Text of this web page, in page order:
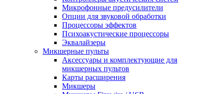
Микрофонные предусилители
Опции для звуковой обработки
Процессоры эффектов
Психоакустические процессоры
Эквалайзеры
Микшерные пульты
Аксессуары и комплектующие для
микшерных пультов
Карты расширения
Микшеры